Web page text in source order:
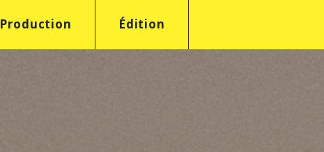
Production Édition